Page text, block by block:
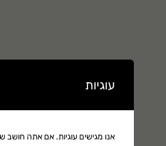
עוגיות
אנו מגישים עוגיות. אם אתה חושב